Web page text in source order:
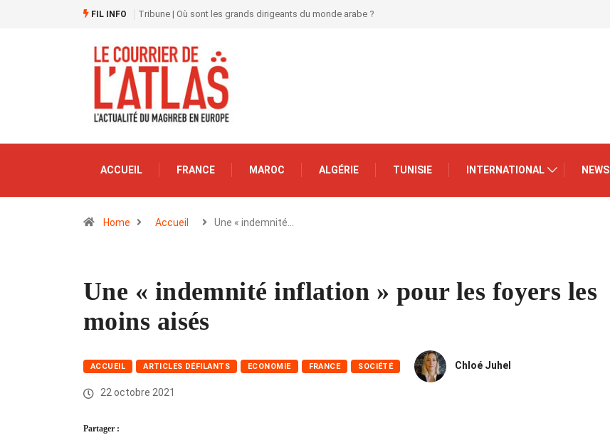
FIL INFO Tribune | Où sont les grands dirigeants du monde arabe ?
ACCUEIL FRANCE MAROC ALGÉRIE TUNISIE INTERNATIONAL NEWS
Home Accueil Une « indemnité…
Une « indemnité inflation » pour les foyers les
moins aisés
ACCUEIL ARTICLES DÉFILANTS ECONOMIE FRANCE SOCIÉTÉ Chloé Juhel
22 octobre 2021
Partager :